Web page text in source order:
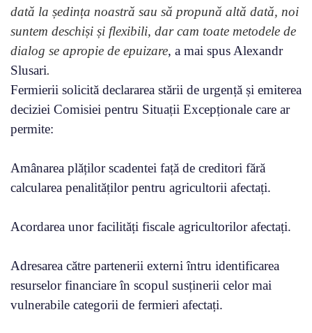
dată la ședința noastră sau să propună altă dată, noi
suntem deschiși și flexibili, dar cam toate metodele de
dialog se apropie de epuizare, a mai spus Alexandr
Slusari.
Fermierii solicită declararea stării de urgență și emiterea
deciziei Comisiei pentru Situații Excepționale care ar
permite:
Amânarea plăților scadentei față de creditori fără
calcularea penalităților pentru agricultorii afectați.
Acordarea unor facilități fiscale agricultorilor afectați.
Adresarea către partenerii externi întru identificarea
resurselor financiare în scopul susținerii celor mai
vulnerabile categorii de fermieri afectați.